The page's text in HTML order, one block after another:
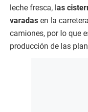
leche fresca, las
varadas en la
camiones, por lo que
producción de las